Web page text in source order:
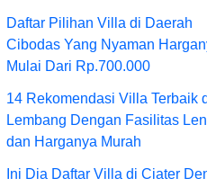
Daftar Pilihan Villa di Daerah
Cibodas Yang Nyaman
Mulai Dari Rp.700.000
14 Rekomendasi Villa Terbaik
Lembang Dengan Fasilitas
dan Harganya Murah
Ini Dia Daftar Villa di Ciater